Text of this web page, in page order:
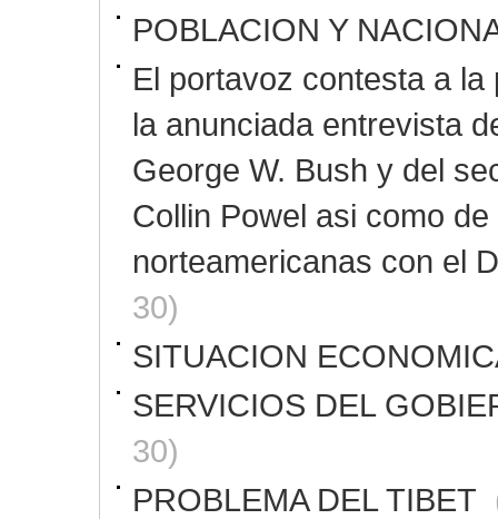
POBLACION Y
El portavoz contesta a
la anunciada entrevista
George W. Bush y del
Collin Powel asi como
norteamericanas con el
30)
SITUACION
SERVICIOS DEL
30)
PROBLEMA DEL TIBET